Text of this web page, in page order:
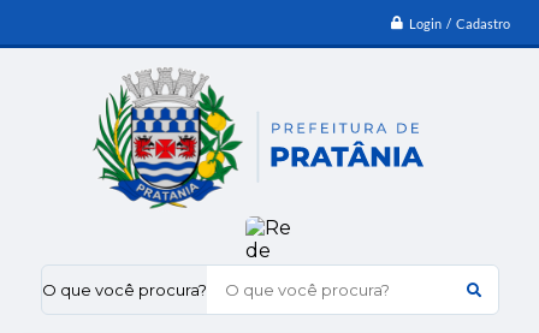
Login / Cadastro
O que você procura?